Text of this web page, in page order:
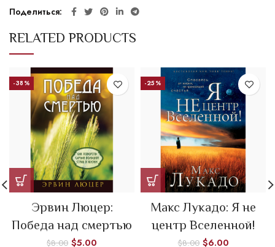
Поделиться
RELATED PRODUCTS
-38%
Эрвин Люцер:
Победа над смертью
$8.00 $5.00
-25%
Макс Лукадо: Я не
центр Вселенной!
$8.00 $6.00